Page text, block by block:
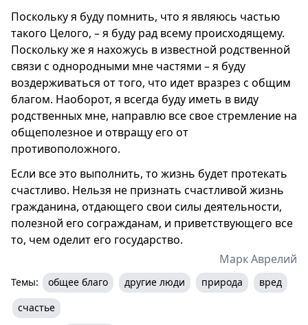
Поскольку я буду помнить, что я являюсь частью
такого Целого, – я буду рад всему происходящему.
Поскольку же я нахожусь в известной родственной
связи с однородными мне частями – я буду
воздерживаться от того, что идет вразрез с общим
благом. Наоборот, я всегда буду иметь в виду
родственных мне, направлю все свое стремление на
общеполезное и отвращу его от
противоположного.
Если все это выполнить, то жизнь будет протекать
счастливо. Нельзя не признать счастливой жизнь
гражданина, отдающего свои силы деятельности,
полезной его согражданам, и приветствующего все
то, чем оделит его государство.
Марк Аврелий
Темы: общее благо другие люди природа
вред
счастье